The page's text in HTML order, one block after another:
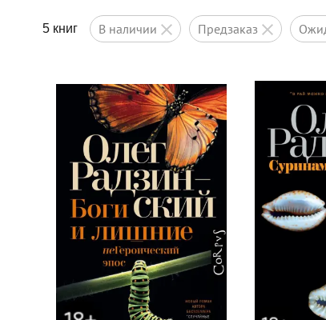
5 книг в наличии предзаказ